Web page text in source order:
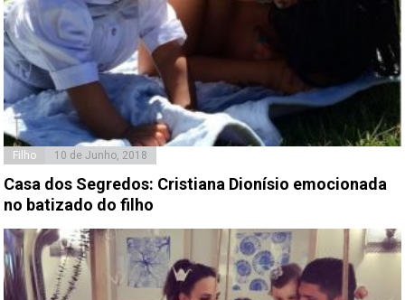
Filho 10 de Junho, 2018
Casa dos Segredos: Cristiana Dionísio emocionada
no batizado do filho